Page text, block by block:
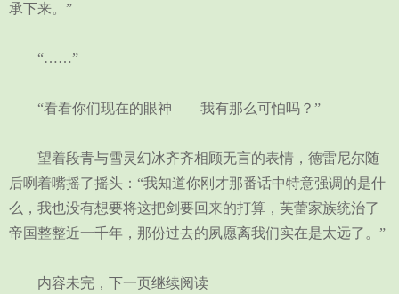
承下来。”
“……”
“看看你们现在的眼神——我有那么可怕吗？”
望着段青与雪灵幻冰齐齐相顾无言的表情，德雷尼尔随
后咧着嘴摇了摇头：“我知道你刚才那番话中特意强调的是什
么，我也没有想要将这把剑要回来的打算，芙蕾家族统治了
帝国整整近一千年，那份过去的夙愿离我们实在是太远了。”
内容未完，下一页继续阅读